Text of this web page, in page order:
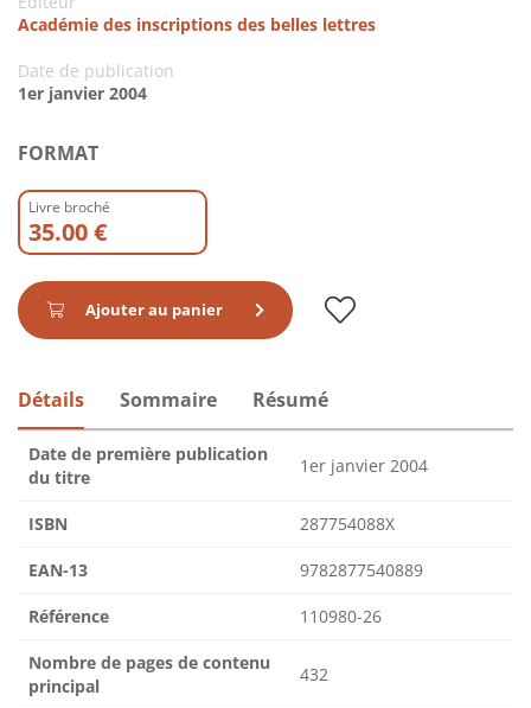
Académie des inscriptions des belles lettres
Date de publication
1er janvier 2004
FORMAT
Livre broché
35.00 €
Ajouter au panier
Détails Sommaire Résumé
Date de première publication
du titre
1er janvier 2004
ISBN 287754088X
EAN-13 9782877540889
Référence 110980-26
Nombre de pages de contenu
principal
432